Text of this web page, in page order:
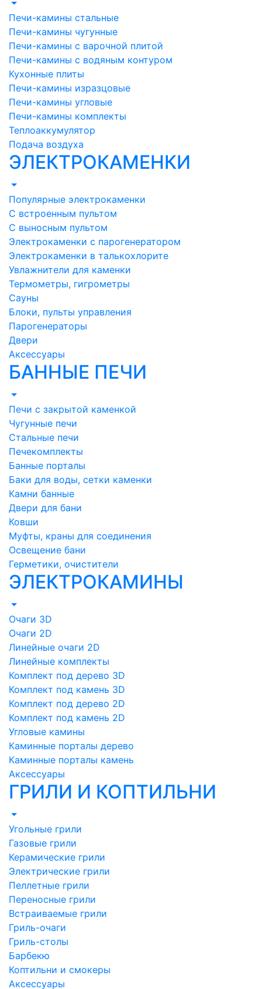
Печи-камины стальные
Печи-камины чугунные
Печи-камины с варочной плитой
Печи-камины с водяным контуром
Кухонные плиты
Печи-камины изразцовые
Печи-камины угловые
Печи-камины комплекты
Теплоаккумулятор
Подача воздуха
ЭЛЕКТРОКАМЕНКИ
Популярные электрокаменки
С встроенным пультом
С выносным пультом
Электрокаменки с парогенератором
Электрокаменки в талькохлорите
Увлажнители для каменки
Термометры, гигрометры
Сауны
Блоки, пульты управления
Парогенераторы
Двери
Аксессуары
БАННЫЕ ПЕЧИ
Печи с закрытой каменкой
Чугунные печи
Стальные печи
Печекомплекты
Банные порталы
Баки для воды, сетки каменки
Камни банные
Двери для бани
Ковши
Муфты, краны для соединения
Освещение бани
Герметики, очистители
ЭЛЕКТРОКАМИНЫ
Очаги 3D
Очаги 2D
Линейные очаги 2D
Линейные комплекты
Комплект под дерево 3D
Комплект под камень 3D
Комплект под дерево 2D
Комплект под камень 2D
Угловые камины
Каминные порталы дерево
Каминные порталы камень
Аксессуары
ГРИЛИ И КОПТИЛЬНИ
Угольные грили
Газовые грили
Керамические грили
Электрические грили
Пеллетные грили
Переносные грили
Встраиваемые грили
Гриль-очаги
Гриль-столы
Барбекю
Коптильни и смокеры
Аксессуары